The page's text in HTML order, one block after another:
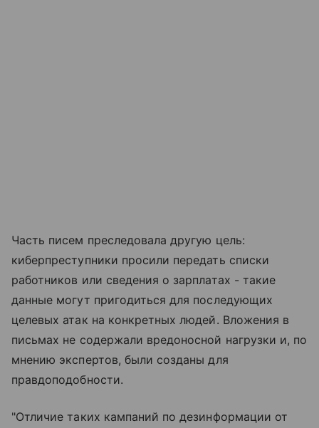
Часть писем преследовала другую цель:
киберпреступники просили передать списки
работников или сведения о зарплатах - такие
данные могут пригодиться для последующих
целевых атак на конкретных людей. Вложения в
письмах не содержали вредоносной нагрузки и, по
мнению экспертов, были созданы для
правдоподобности.
"Отличие таких кампаний по дезинформации от